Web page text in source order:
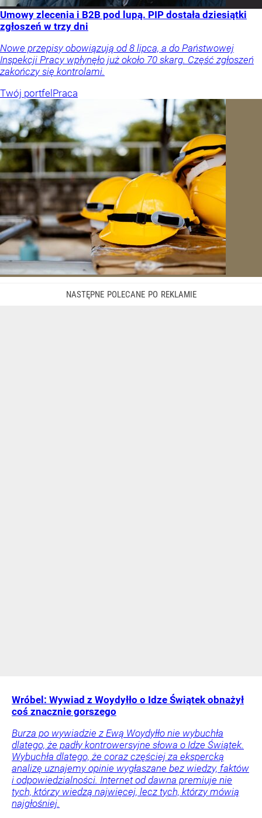
Umowy zlecenia i B2B pod lupą. PIP dostała dziesiątki
zgłoszeń w trzy dni
Nowe przepisy obowiązują od 8 lipca, a do Państwowej
Inspekcji Pracy wpłynęło już około 70 skarg. Część zgłoszeń
zakończy się kontrolami.
Twój portfelPraca
Wróbel: Wywiad z Woydyłło o Idze Świątek obnażył
coś znacznie gorszego
Burza po wywiadzie z Ewą Woydyłło nie wybuchła
dlatego, że padły kontrowersyjne słowa o Idze Świątek.
Wybuchła dlatego, że coraz częściej za ekspercką
analizę uznajemy opinie wygłaszane bez wiedzy, faktów
i odpowiedzialności. Internet od dawna premiuje nie
tych, którzy wiedzą najwięcej, lecz tych, którzy mówią
najgłośniej.